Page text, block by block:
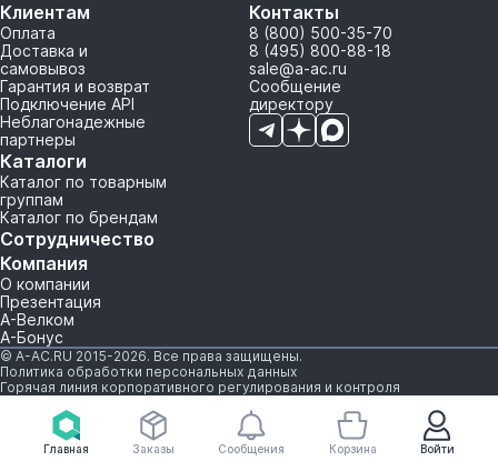
Главная Войти
Заказы Сообщения Корзина
Клиентам
Оплата
Доставка и
самовывоз
Гарантия и возврат
Подключение API
Неблагонадежные
партнеры
Каталоги
Каталог по товарным
группам
Каталог по брендам
Сотрудничество
Компания
О компании
Презентация
А-Велком
А-Бонус
Контакты
8 (800) 500-35-70
8 (495) 800-88-18
sale@a-ac.ru
Сообщение
директору
© A-AC.RU 2015-2026. Все права защищены.
Политика обработки персональных данных
Горячая линия корпоративного регулирования и контроля